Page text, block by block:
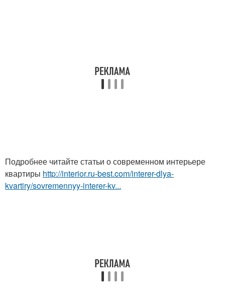
Подробнее читайте статьи о современном интерьере
квартиры http://interior.ru-best.com/interer-dlya-
kvartiry/sovremennyy-interer-kv...